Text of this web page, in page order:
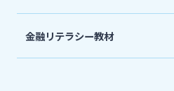
金融リテラシー教材